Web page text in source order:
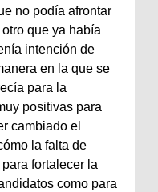
no podía afrontar
que ya había
intención de
en la que se
para la
positivas para
cambiado el
la falta de
fortalecer la
como para